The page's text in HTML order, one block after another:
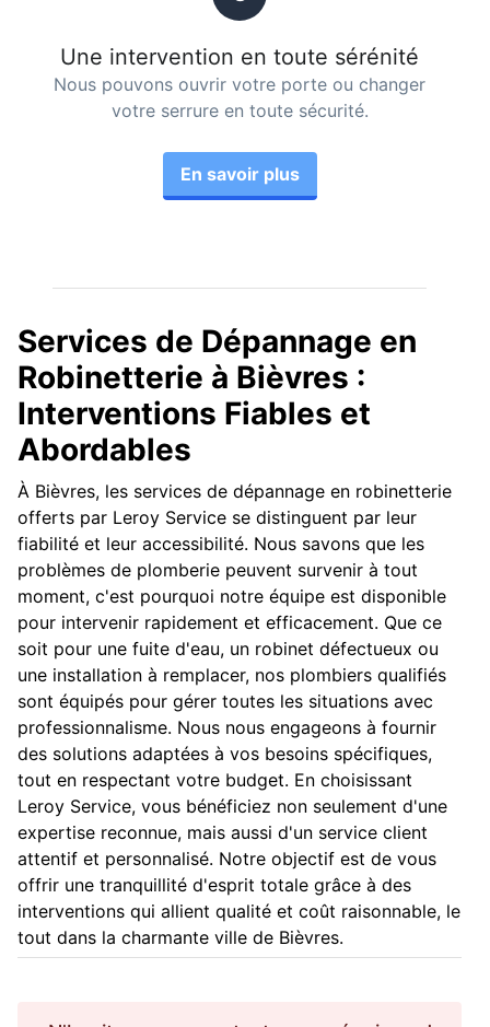
Une intervention en toute sérénité
Nous pouvons ouvrir votre porte ou changer
votre serrure en toute sécurité.
En savoir plus
Services de Dépannage en
Robinetterie à Bièvres :
Interventions Fiables et
Abordables
À Bièvres, les services de dépannage en robinetterie
offerts par Leroy Service se distinguent par leur
fiabilité et leur accessibilité. Nous savons que les
problèmes de plomberie peuvent survenir à tout
moment, c'est pourquoi notre équipe est disponible
pour intervenir rapidement et efficacement. Que ce
soit pour une fuite d'eau, un robinet défectueux ou
une installation à remplacer, nos plombiers qualifiés
sont équipés pour gérer toutes les situations avec
professionnalisme. Nous nous engageons à fournir
des solutions adaptées à vos besoins spécifiques,
tout en respectant votre budget. En choisissant
Leroy Service, vous bénéficiez non seulement d'une
expertise reconnue, mais aussi d'un service client
attentif et personnalisé. Notre objectif est de vous
offrir une tranquillité d'esprit totale grâce à des
interventions qui allient qualité et coût raisonnable, le
tout dans la charmante ville de Bièvres.